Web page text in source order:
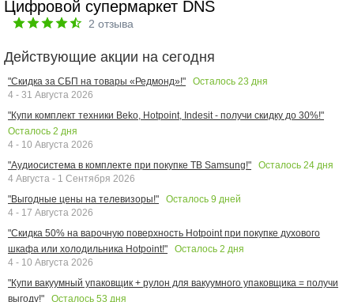
Цифровой супермаркет DNS
2 отзыва
Действующие акции на сегодня
"Скидка за СБП на товары «Редмонд»!" Осталось 23 дня
4 - 31 Августа 2026
"Купи комплект техники Beko, Hotpoint, Indesit - получи скидку до 30%!"
Осталось 2 дня
4 - 10 Августа 2026
"Аудиосистема в комплекте при покупке ТВ Samsung!"
Осталось 24 дня
4 Августа - 1 Сентября 2026
"Выгодные цены на телевизоры!"
Осталось 9 дней
4 - 17 Августа 2026
"Скидка 50% на варочную поверхность Hotpoint при покупке духового
шкафа или холодильника Hotpoint!"
Осталось 2 дня
4 - 10 Августа 2026
"Купи вакуумный упаковщик + рулон для вакуумного упаковщика = получи
выгоду!"
Осталось 53 дня